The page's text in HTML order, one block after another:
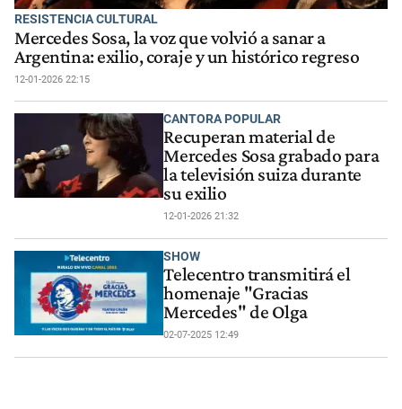
RESISTENCIA CULTURAL
Mercedes Sosa, la voz que volvió a sanar a
Argentina: exilio, coraje y un histórico regreso
12-01-2026 22:15
CANTORA POPULAR
Recuperan material de
Mercedes Sosa grabado para
la televisión suiza durante
su exilio
12-01-2026 21:32
SHOW
Telecentro transmitirá el
homenaje "Gracias
Mercedes" de Olga
02-07-2025 12:49